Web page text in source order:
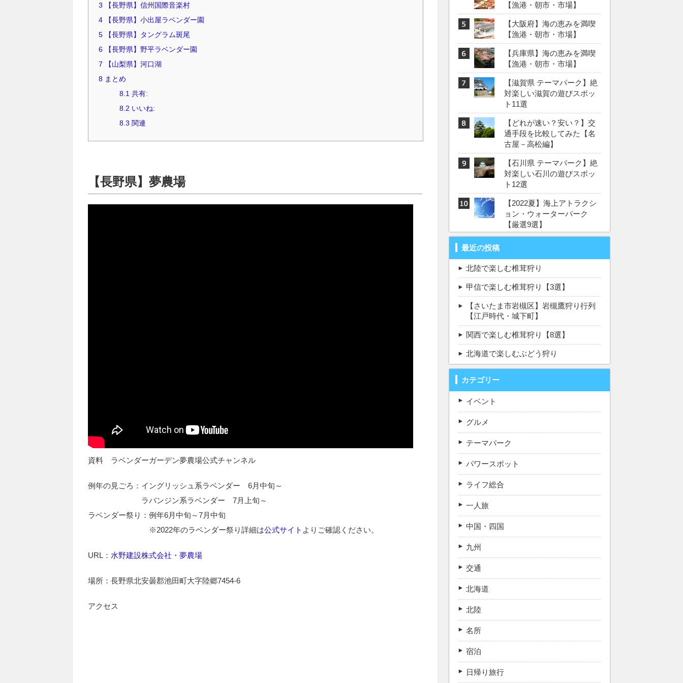
3 【長野県】信州国際音楽村
4 【長野県】小出屋ラベンダー園
5 【長野県】タングラム斑尾
6 【長野県】野平ラベンダー園
7 【山梨県】河口湖
8 まとめ
8.1 共有:
8.2 いいね:
8.3 関連
【長野県】夢農場
資料 ラベンダーガーデン夢農場公式チャンネル
例年の見ごろ：イングリッシュ系ラベンダー 6月中旬～
ラバンジン系ラベンダー 7月上旬～
ラベンダー祭り：例年6月中旬～7月中旬
※2022年のラベンダー祭り詳細は公式サイト よりご確認ください。
URL： 水野建設株式会社・夢農場
場所：長野県北安曇郡池田町大字陸郷7454-6
アクセス
【漁港・朝市・市場】
【大阪府】海の恵みを満喫
【漁港・朝市・市場】
【兵庫県】海の恵みを満喫
【漁港・朝市・市場】
【滋賀県 テーマパーク】絶
対楽しい滋賀の遊びスポッ
ト11選
【どれが速い？安い？】交
通手段を比較してみた【名
古屋－高松編】
【石川県 テーマパーク】絶
対楽しい石川の遊びスポッ
ト12選
【2022夏】海上アトラクシ
ョン・ウォーターパーク
【厳選9選】
最近の投稿
北陸で楽しむ椎茸狩り
甲信で楽しむ椎茸狩り【3選】
【さいたま市岩槻区】岩槻鷹狩り行列
【江戸時代・城下町】
関西で楽しむ椎茸狩り【8選】
北海道で楽しむぶどう狩り
カテゴリー
イベント
グルメ
テーマパーク
パワースポット
ライフ総合
一人旅
中国・四国
九州
交通
北海道
北陸
名所
宿泊
日帰り旅行